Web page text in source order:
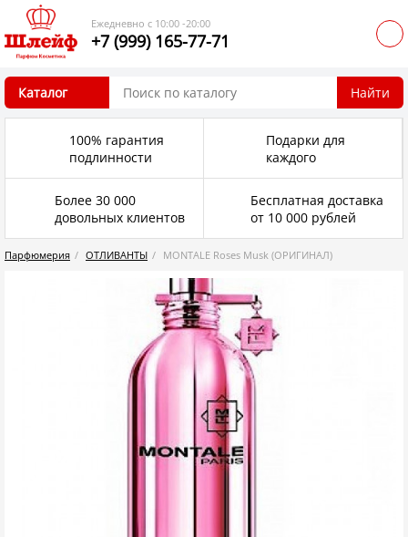
Ежедневно с 10:00 -20:00
+7 (999) 165-77-71
Каталог Найти
100% гарантия
подлинности
Подарки для
каждого
Более 30 000
довольных клиентов
Бесплатная доставка
от 10 000 рублей
Парфюмерия ОТЛИВАНТЫ MONTALE Roses Musk (ОРИГИНАЛ)